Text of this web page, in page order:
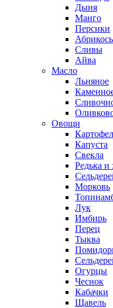
Дыня
Манго
Персики
Сливы
Айва
Масло
Льняное
Овощи
Капуста
Свекла
Редька и
Морковь
Лук
Имбирь
Перец
Тыква
Огурцы
Чеснок
Кабачки
Щавель